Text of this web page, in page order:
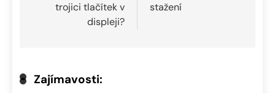
trojici tlačítek v
displeji?
stažení
Zajímavosti: